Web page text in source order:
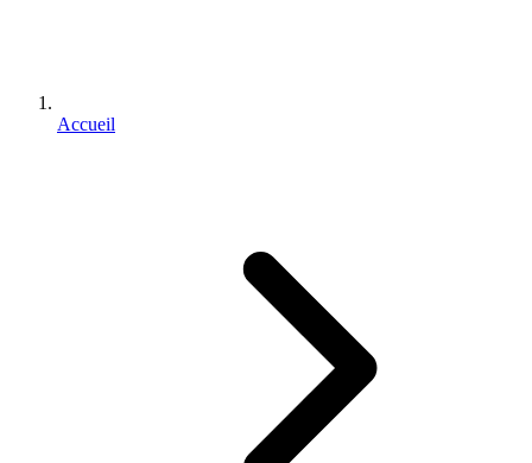
Accueil